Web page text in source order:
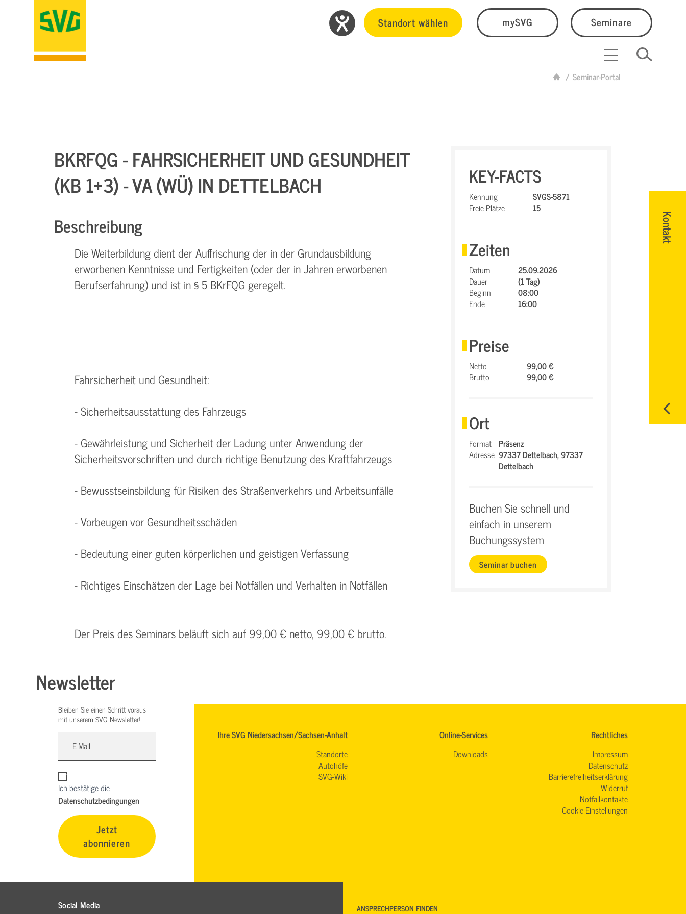
Standort wählen mySVG Seminare
Seminar-Portal
Kontakt
BKRFQG - FAHRSICHERHEIT UND GESUNDHEIT
(KB 1+3) - VA (WÜ) IN DETTELBACH
Beschreibung
Die Weiterbildung dient der Auffrischung der in der Grundausbildung
erworbenen Kenntnisse und Fertigkeiten (oder der in Jahren erworbenen
Berufserfahrung) und ist in § 5 BKrFQG geregelt.
Fahrsicherheit und Gesundheit:
- Sicherheitsausstattung des Fahrzeugs
- Gewährleistung und Sicherheit der Ladung unter Anwendung der
Sicherheitsvorschriften und durch richtige Benutzung des Kraftfahrzeugs
- Bewusstseinsbildung für Risiken des Straßenverkehrs und Arbeitsunfälle
- Vorbeugen vor Gesundheitsschäden
- Bedeutung einer guten körperlichen und geistigen Verfassung
- Richtiges Einschätzen der Lage bei Notfällen und Verhalten in Notfällen
Der Preis des Seminars beläuft sich auf 99,00 € netto, 99,00 € brutto.
KEY-FACTS
Kennung
SVGS-5871
Freie Plätze
15
Zeiten
Datum
25.09.2026
Dauer
(1 Tag)
Beginn
08:00
Ende
16:00
Preise
Netto
99,00 €
Brutto
99,00 €
Ort
Format Präsenz
Adresse 97337 Dettelbach,97337
Dettelbach
Buchen Sie schnell und
einfach in unserem
Buchungssystem
Seminar buchen
Newsletter
Bleiben Sie einen Schritt voraus
mit unserem SVG Newsletter!
Ich bestätige die
Datenschutzbedingungen
Jetzt
abonnieren
Ihre SVG Niedersachsen/Sachsen-Anhalt
Standorte
Autohöfe
SVG-Wiki
Online-Services
Downloads
Rechtliches
Impressum
Datenschutz
Barrierefreiheitserklärung
Widerruf
Notfallkontakte
Cookie-Einstellungen
Social Media ANSPRECHPERSON FINDEN